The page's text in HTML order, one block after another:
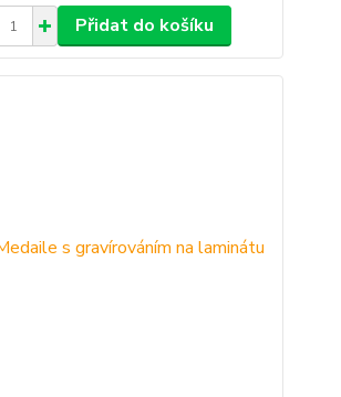
Přidat do košíku